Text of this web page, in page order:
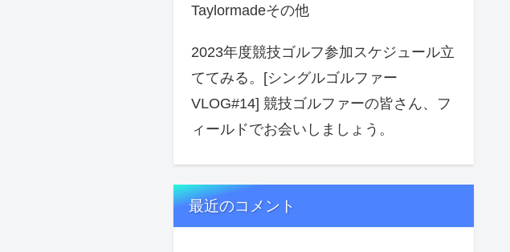
Taylormadeその他
2023年度競技ゴルフ参加スケジュール立
ててみる。[シングルゴルファー
VLOG#14] 競技ゴルファーの皆さん、フ
ィールドでお会いしましょう。
最近のコメント